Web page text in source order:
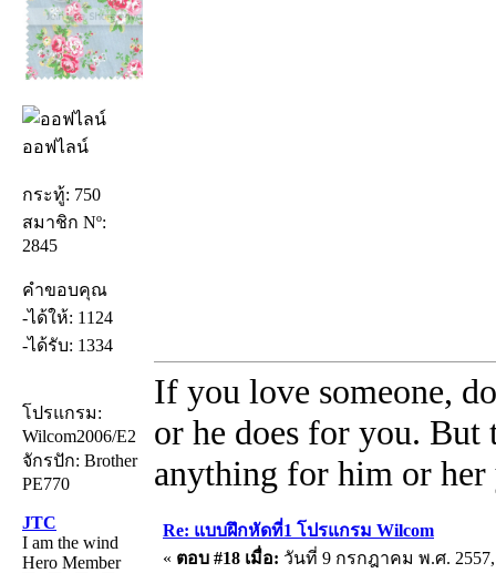
ออฟไลน์
กระทู้: 750
สมาชิก Nº:
2845
คำขอบคุณ
-ได้ให้: 1124
-ได้รับ: 1334
โปรแกรม:
Wilcom2006/E2
จักรปัก: Brother
PE770
If you love someone,
or he does for you.
anything for him or her
JTC
I am the wind
Hero Member
Re: แบบฝึกหัดที่1 โปรแกรม Wilcom
« ตอบ #18 เมื่อ: วันที่ 9 กรกฎาคม พ.ศ. 2557,